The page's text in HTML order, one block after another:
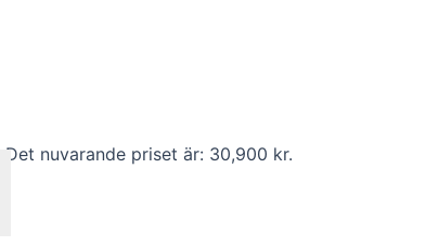
Det nuvarande priset är: 30,900 kr.